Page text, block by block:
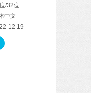
/32位
中文
12-19